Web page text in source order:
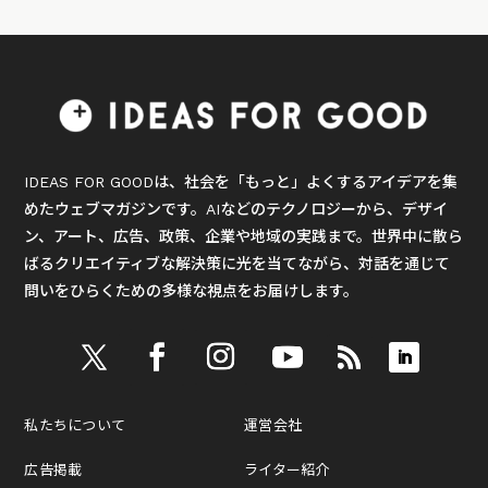
IDEAS FOR GOODは、社会を「もっと」よくするアイデアを集
めたウェブマガジンです。AIなどのテクノロジーから、デザイ
ン、アート、広告、政策、企業や地域の実践まで。世界中に散ら
ばるクリエイティブな解決策に光を当てながら、対話を通じて
問いをひらくための多様な視点をお届けします。
私たちについて
広告掲載
運営会社
ライター紹介